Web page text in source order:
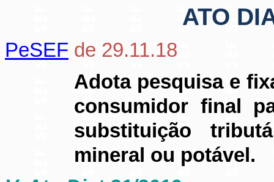
ATO
PeSEF de 29.11.18
Adota pesquisa e
consumidor final
substituição
mineral ou potável.